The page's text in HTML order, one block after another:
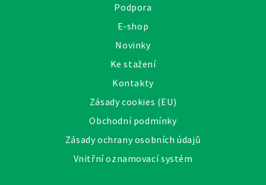
Podpora
E-shop
Novinky
Ke stažení
Kontakty
Zásady cookies (EU)
Obchodní podmínky
Zásady ochrany osobních údajů
Vnitřní oznamovací systém